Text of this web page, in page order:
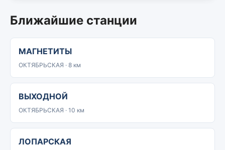
Ближайшие станции
МАГНЕТИТЫ
ОКТЯБРЬСКАЯ · 8 км
ВЫХОДНОЙ
ОКТЯБРЬСКАЯ · 10 км
ЛОПАРСКАЯ